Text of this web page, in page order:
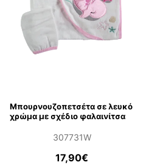
Μπουρνουζοπετσέτα σε λευκό
χρώμα με σχέδιο φαλαινίτσα
307731W
17,90€